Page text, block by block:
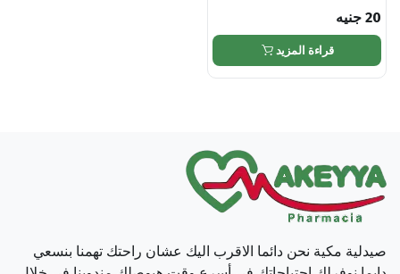
20 جنيه
قراءة المزيد
صيدلية مكية نحن دائما الاقرب اليك عشان راحتك تهمنا بنسعي